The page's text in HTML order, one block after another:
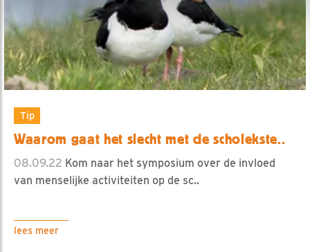
Tip
Waarom gaat het slecht met de scholekste..
08.09.22 Kom naar het symposium over de invloed
van menselijke activiteiten op de sc..
lees meer